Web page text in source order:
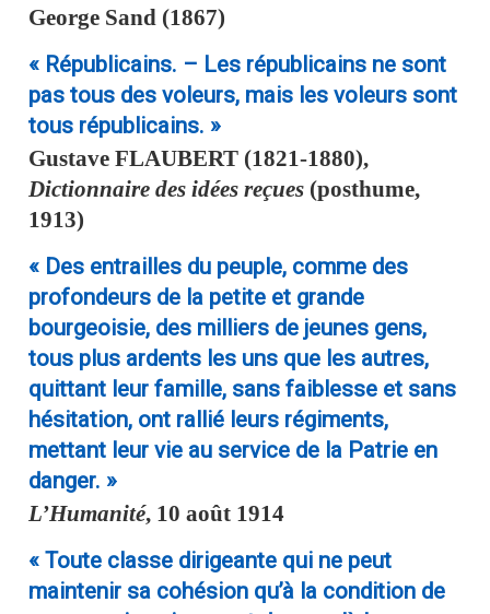
George Sand (1867)
« Républicains. – Les républicains ne sont
pas tous des voleurs, mais les voleurs sont
tous républicains. »
GustaveFLAUBERT (1821-1880),
Dictionnaire des idées reçues (posthume,
1913)
« Des entrailles du peuple, comme des
profondeurs de la petite et grande
bourgeoisie, des milliers de jeunes gens,
tous plus ardents les uns que les autres,
quittant leur famille, sans faiblesse et sans
hésitation, ont rallié leurs régiments,
mettant leur vie au service de la Patrie en
danger. »
L’Humanité, 10 août 1914
« Toute classe dirigeante qui ne peut
maintenir sa cohésion qu’à la condition de